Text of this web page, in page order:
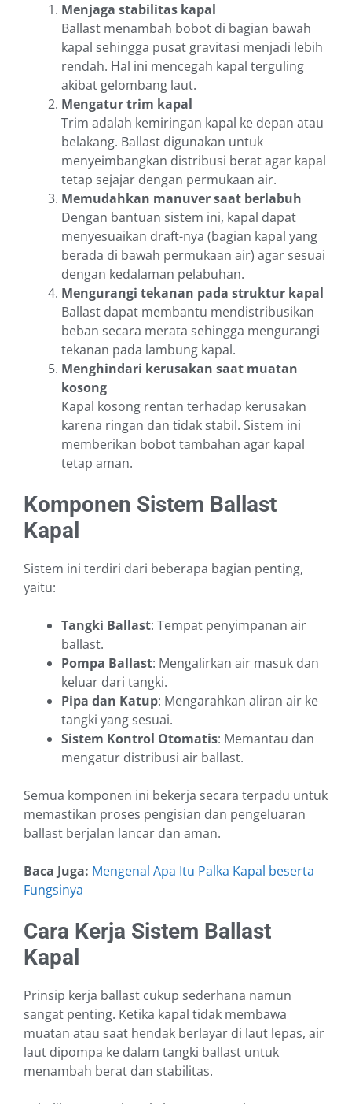
Menjaga stabilitas kapal
Ballast menambah bobot di bagian bawah
kapal sehingga pusat gravitasi menjadi lebih
rendah. Hal ini mencegah kapal terguling
akibat gelombang laut.
Mengatur trim kapal
Trim adalah kemiringan kapal ke depan atau
belakang. Ballast digunakan untuk
menyeimbangkan distribusi berat agar kapal
tetap sejajar dengan permukaan air.
Memudahkan manuver saat berlabuh
Dengan bantuan sistem ini, kapal dapat
menyesuaikan draft-nya (bagian kapal yang
berada di bawah permukaan air) agar sesuai
dengan kedalaman pelabuhan.
Mengurangi tekanan pada struktur kapal
Ballast dapat membantu mendistribusikan
beban secara merata sehingga mengurangi
tekanan pada lambung kapal.
Menghindari kerusakan saat muatan
kosong
Kapal kosong rentan terhadap kerusakan
karena ringan dan tidak stabil. Sistem ini
memberikan bobot tambahan agar kapal
tetap aman.
Komponen Sistem Ballast
Kapal
Sistem ini terdiri dari beberapa bagian penting,
yaitu:
Tangki Ballast: Tempat penyimpanan air
ballast.
Pompa Ballast: Mengalirkan air masuk dan
keluar dari tangki.
Pipa dan Katup: Mengarahkan aliran air ke
tangki yang sesuai.
Sistem Kontrol Otomatis: Memantau dan
mengatur distribusi air ballast.
Semua komponen ini bekerja secara terpadu untuk
memastikan proses pengisian dan pengeluaran
ballast berjalan lancar dan aman.
Baca Juga: Mengenal Apa Itu Palka Kapal beserta
Fungsinya
Cara Kerja Sistem Ballast
Kapal
Prinsip kerja ballast cukup sederhana namun
sangat penting. Ketika kapal tidak membawa
muatan atau saat hendak berlayar di laut lepas, air
laut dipompa ke dalam tangki ballast untuk
menambah berat dan stabilitas.